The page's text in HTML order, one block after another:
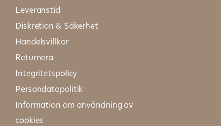
Leveranstid
Diskretion & Säkerhet
Handelsvillkor
Returnera
Integritetspolicy
Persondatapolitik
Information om användning av
cookies